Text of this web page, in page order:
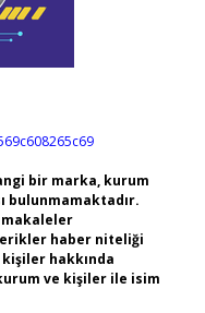
bir marka, kurum
bulunmamaktadır.
makaleler
haber niteliği
hakkında
ve kişiler ile isim